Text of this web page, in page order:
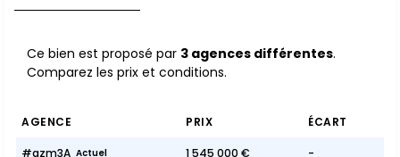
Ce bien est proposé par 3 agences différentes.
Comparez les prix et conditions.
AGENCE PRIX ÉCART
#azm3A Actuel 1 545 000 € -